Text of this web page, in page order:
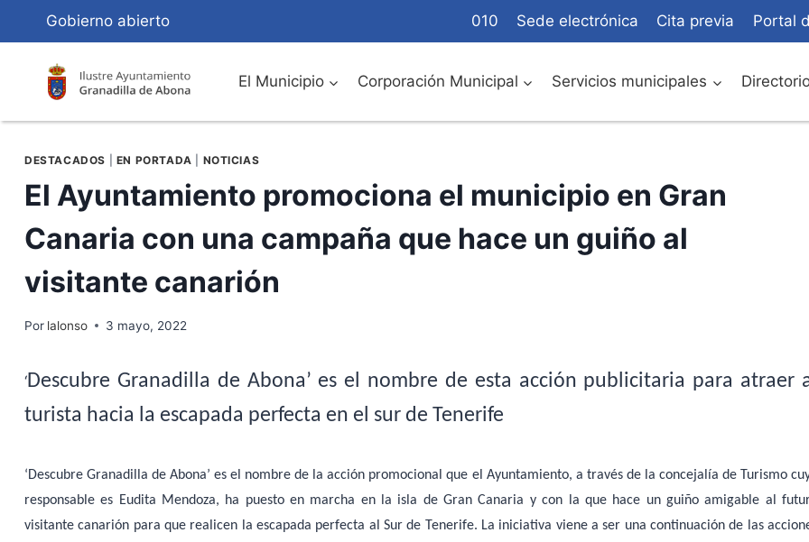
Contenido
Gobierno abierto 010 Sede electrónica Cita previa Portal
El Municipio Corporación Municipal Servicios municipales
DESTACADOS EN PORTADA NOTICIAS
El Ayuntamiento promociona el municipio en Gran
Canaria con una campaña que hace un guiño al
visitante canarión
Por lalonso 3 mayo, 2022
‘Descubre Granadilla de Abona’ es el nombre de esta acción publicitaria para atraer
turista hacia la escapada perfecta en el sur de Tenerife
‘Descubre Granadilla de Abona’ es el nombre de la acción promocional que el Ayuntamiento, a través de la concejalía de Turismo
responsable es Eudita Mendoza, ha puesto en marcha en la isla de Gran Canaria y con la que hace un guiño amigable al
visitante canarión para que realicen la escapada perfecta al Sur de Tenerife. La iniciativa viene a ser una continuación de las